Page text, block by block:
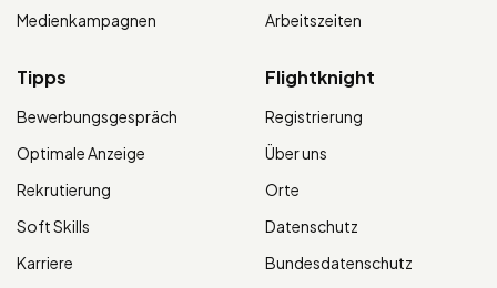
Medienkampagnen
Arbeitszeiten
Tipps
Bewerbungsgespräch
Optimale Anzeige
Rekrutierung
Soft Skills
Karriere
Flightknight
Registrierung
Über uns
Orte
Datenschutz
Bundesdatenschutz